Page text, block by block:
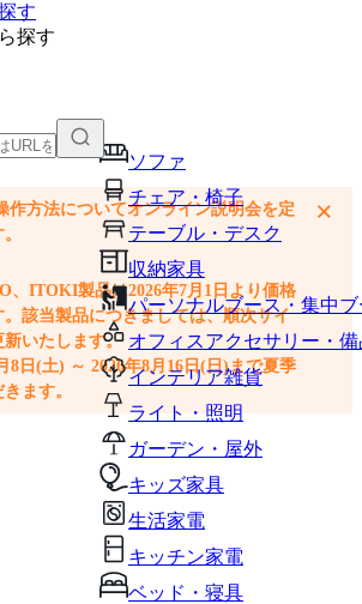
す
探す
ソファ
チェア・椅子
テーブル・デスク
収納家具
パーソナルブース・集中
オフィスアクセサリー・備
インテリア雑貨
ライト・照明
ガーデン・屋外
キッズ家具
生活家電
キッチン家電
ベッド・寝具
に追加
のURLを貼り付けて、カートに追加できます
方法についてオンライン説明会を定
、ITOKI製品は2026年7月1日より価格
該当製品につきましては、順次サイ
新いたします。
8日(土) ～ 2026年8月16日(日)まで夏季
ます。
×